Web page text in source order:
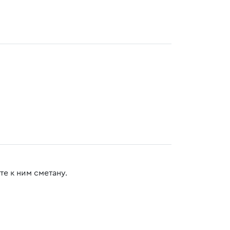
к ним сметану.